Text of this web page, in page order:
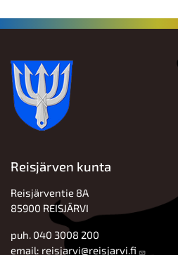
Reisjärven kunta
Reisjärventie 8A
85900 REISJÄRVI
puh. 040 3008 200
email: reisjarvi@reisjarvi.fi